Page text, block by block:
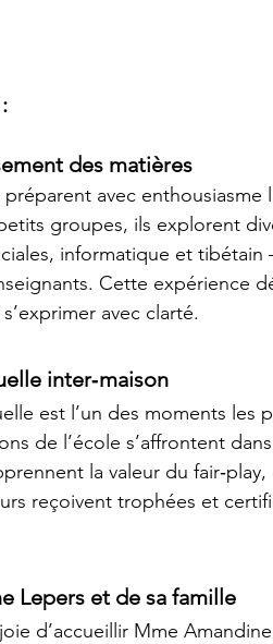
des matières
avec enthousiasme
groupes, ils explorent
informatique et
Cette expérience
avec clarté.
inter‑maison
est l’un des moments les
de l’école s’affrontent
la valeur du
reçoivent trophées et
Lepers et de sa famille
d’accueillir Mme